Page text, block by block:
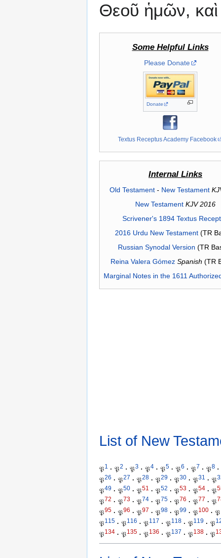
Θεοῦ ἡμῶν, καὶ
Some Helpful Links
Please Donate
Donate
Textus Receptus Academy Facebook
Internal Links
Old Testament- New Testament
New Testament KJV 2016
Scrivener's 1894 Textus
2016 Urdu New Testament(TR
Russian Synodal Version (TR
Reina Valera Gómez Spanish (TR
Marginal Notes in the 1611
List of New
𝔓1 · 𝔓2 · 𝔓3 · 𝔓4 · 𝔓5 · 𝔓6 · 𝔓7 · 𝔓8 ·
𝔓26 · 𝔓27 · 𝔓28 · 𝔓29 · 𝔓30 · 𝔓31 · 𝔓
𝔓49 · 𝔓50 · 𝔓51 · 𝔓52 · 𝔓53 · 𝔓54 · 𝔓
𝔓72 · 𝔓73 · 𝔓74 · 𝔓75 · 𝔓76 · 𝔓77 · 𝔓
𝔓95 · 𝔓96 · 𝔓97 · 𝔓98 · 𝔓99 · 𝔓100 · 𝔓
𝔓115 · 𝔓116 · 𝔓117 · 𝔓118 · 𝔓119 · 𝔓
𝔓134 · 𝔓135 · 𝔓136 · 𝔓137 · 𝔓138 · 𝔓